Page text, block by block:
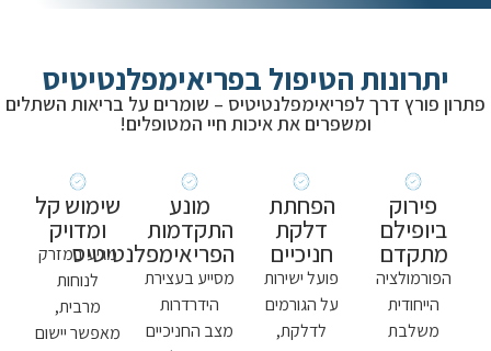
יתרונות הטיפול בפריאימפלנטיטיס
פתרון פורץ דרך לפריאימפלנטיטיס – שומרים על בריאות השתלים
ומשפרים את איכות חיי המטופלים!
פירוק
ביופילם
מתקדם
הפורמולציה
הייחודית
משלבת
הפחתת
דלקת
חניכיים
פועל ישירות
על הגורמים
לדלקת,
מונע
התקדמות
הפריאימפלנטיטיס
מסייע בעצירת
הידרדרות
מצב החניכיים
שימוש קל
ומדויק
מגיע במזרק
לנוחות
מרבית,
מאפשר יישום